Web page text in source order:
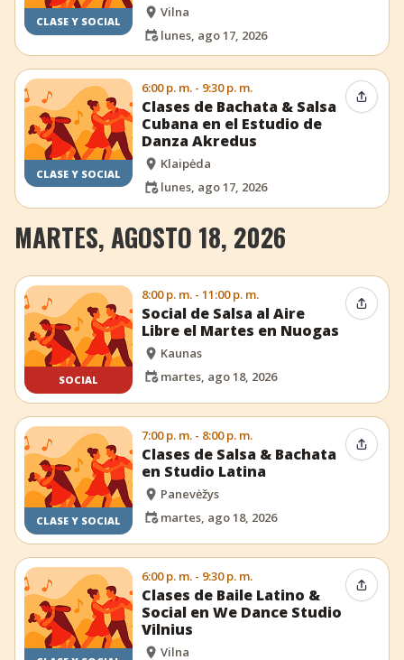
CLASE Y SOCIAL
Vilna
lunes, ago 17, 2026
CLASE Y SOCIAL
6:00 p. m. - 9:30 p. m.
Clases de Bachata & Salsa
Cubana en el Estudio de
Danza Akredus
Klaipėda
lunes, ago 17, 2026
MARTES, AGOSTO 18, 2026
SOCIAL
8:00 p. m. - 11:00 p. m.
Social de Salsa al Aire
Libre el Martes en Nuogas
Kaunas
martes, ago 18, 2026
CLASE Y SOCIAL
7:00 p. m. - 8:00 p. m.
Clases de Salsa & Bachata
en Studio Latina
Panevėžys
martes, ago 18, 2026
6:00 p. m. - 9:30 p. m.
Clases de Baile Latino &
Social en We Dance Studio
Vilnius
Vilna